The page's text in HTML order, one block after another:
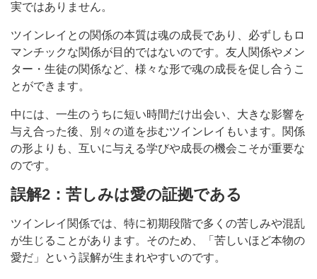
実ではありません。
ツインレイとの関係の本質は魂の成長であり、必ずしもロ
マンチックな関係が目的ではないのです。友人関係やメン
ター・生徒の関係など、様々な形で魂の成長を促し合うこ
とができます。
中には、一生のうちに短い時間だけ出会い、大きな影響を
与え合った後、別々の道を歩むツインレイもいます。関係
の形よりも、互いに与える学びや成長の機会こそが重要な
のです。
誤解2：苦しみは愛の証拠である
ツインレイ関係では、特に初期段階で多くの苦しみや混乱
が生じることがあります。そのため、「苦しいほど本物の
愛だ」という誤解が生まれやすいのです。